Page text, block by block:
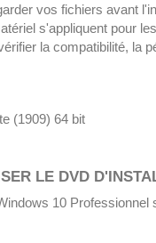
vos fichiers avant
s'appliquent pour
la compatibilité,
(1909) 64 bit
LE DVD
10 Professionnel